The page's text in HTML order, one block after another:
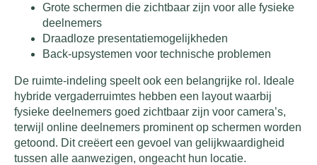
Grote schermen die zichtbaar zijn voor alle fysieke
deelnemers
Draadloze presentatiemogelijkheden
Back-upsystemen voor technische problemen
De ruimte-indeling speelt ook een belangrijke rol. Ideale
hybride vergaderruimtes hebben een layout waarbij
fysieke deelnemers goed zichtbaar zijn voor camera’s,
terwijl online deelnemers prominent op schermen worden
getoond. Dit creëert een gevoel van gelijkwaardigheid
tussen alle aanwezigen, ongeacht hun locatie.